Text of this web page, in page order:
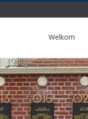
Welkom